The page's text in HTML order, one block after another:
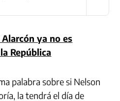
Alarcón ya no es
República
palabra sobre si Nelson
la tendrá el día de